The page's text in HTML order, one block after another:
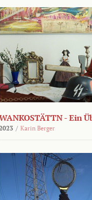
- Ein
/ Karin Berger